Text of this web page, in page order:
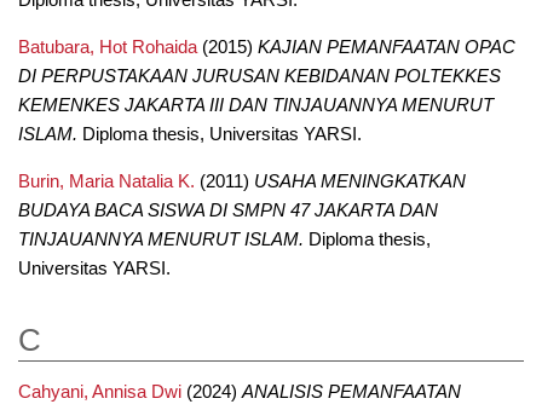
Batubara, Hot Rohaida(2015) KAJIAN PEMANFAATAN OPAC
DI PERPUSTAKAAN JURUSAN KEBIDANAN POLTEKKES
KEMENKES JAKARTA III DAN TINJAUANNYA MENURUT
ISLAM. Diploma thesis, Universitas YARSI.
Burin, Maria Natalia K. (2011) USAHA MENINGKATKAN
BUDAYA BACA SISWA DI SMPN 47 JAKARTA DAN
TINJAUANNYA MENURUT ISLAM. Diploma thesis,
Universitas YARSI.
C
Cahyani, Annisa Dwi(2024) ANALISIS PEMANFAATAN